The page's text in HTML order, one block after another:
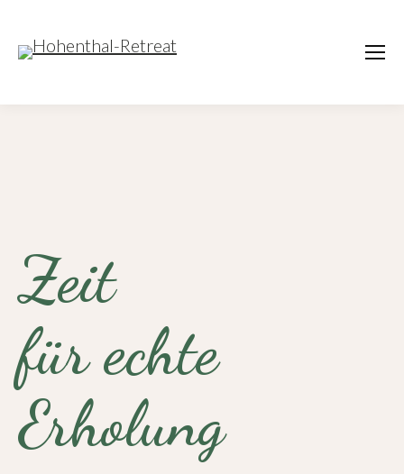
Zeit
für echte
Erholung